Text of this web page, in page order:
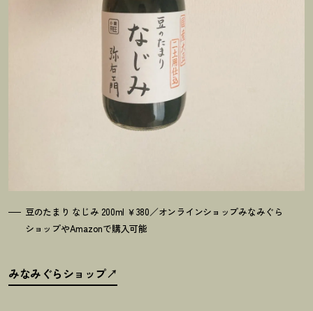
豆のたまり なじみ 200ml ￥380／オンラインショップみなみぐら
ショップやAmazonで購入可能
みなみぐらショップ